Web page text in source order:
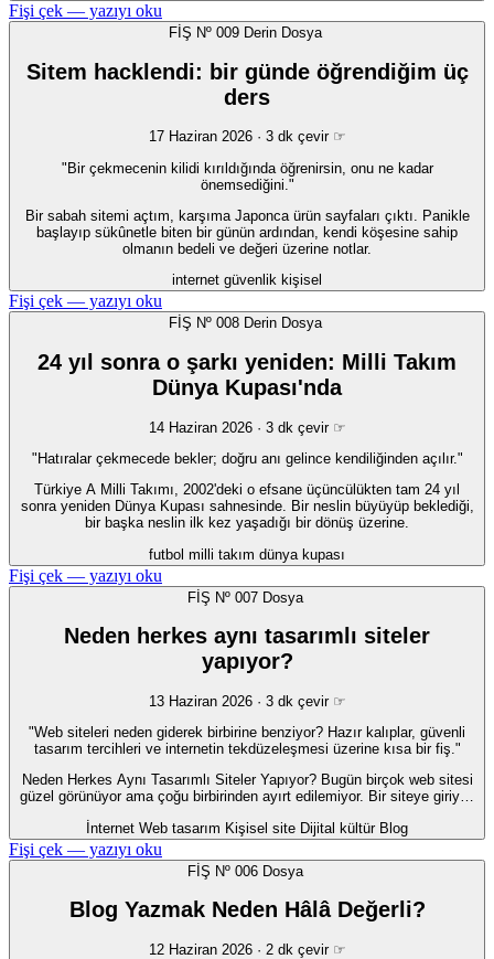
Fişi çek — yazıyı oku
FİŞ Nº 009 Derin Dosya
Sitem hacklendi: bir günde öğrendiğim üç
ders
17 Haziran 2026 · 3 dk çevir ☞
"Bir çekmecenin kilidi kırıldığında öğrenirsin, onu ne kadar
önemsediğini."
Bir sabah sitemi açtım, karşıma Japonca ürün sayfaları çıktı. Panikle
başlayıp sükûnetle biten bir günün ardından, kendi köşesine sahip
olmanın bedeli ve değeri üzerine notlar.
internet güvenlik kişisel
Fişi çek — yazıyı oku
FİŞ Nº 008 Derin Dosya
24 yıl sonra o şarkı yeniden: Milli Takım
Dünya Kupası'nda
14 Haziran 2026 · 3 dk çevir ☞
"Hatıralar çekmecede bekler; doğru anı gelince kendiliğinden açılır."
Türkiye A Milli Takımı, 2002'deki o efsane üçüncülükten tam 24 yıl
sonra yeniden Dünya Kupası sahnesinde. Bir neslin büyüyüp beklediği,
bir başka neslin ilk kez yaşadığı bir dönüş üzerine.
futbol milli takım dünya kupası
Fişi çek — yazıyı oku
FİŞ Nº 007 Dosya
Neden herkes aynı tasarımlı siteler
yapıyor?
13 Haziran 2026 · 3 dk çevir ☞
"Web siteleri neden giderek birbirine benziyor? Hazır kalıplar, güvenli
tasarım tercihleri ve internetin tekdüzeleşmesi üzerine kısa bir fiş."
Neden Herkes Aynı Tasarımlı Siteler Yapıyor? Bugün birçok web sitesi
güzel görünüyor ama çoğu birbirinden ayırt edilemiyor. Bir siteye giriy…
İnternet Web tasarım Kişisel site Dijital kültür Blog
Fişi çek — yazıyı oku
FİŞ Nº 006 Dosya
Blog Yazmak Neden Hâlâ Değerli?
12 Haziran 2026 · 2 dk çevir ☞